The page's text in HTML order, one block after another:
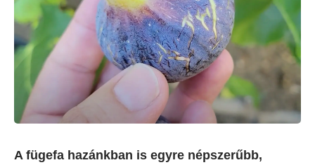
A fügefa hazánkban is egyre népszerűbb,